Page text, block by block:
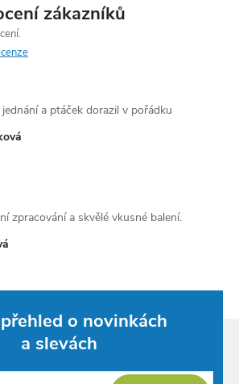
zákazníků
a ptáček dorazil v pořádku
zpracování a skvělé vkusné balení.
o novinkách
a slevách